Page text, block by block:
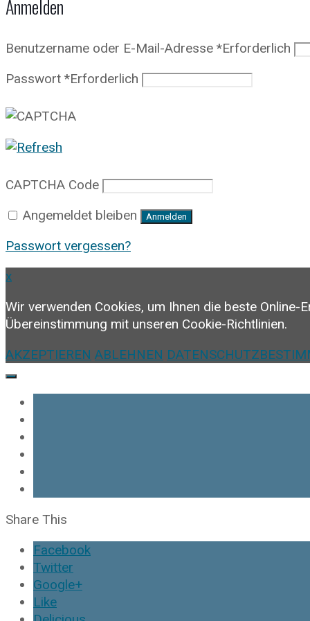
Anmelden
Benutzername oder E-Mail-Adresse *Erforderlich
Passwort *Erforderlich
CAPTCHA Code
Angemeldet bleiben
Anmelden
Passwort vergessen?
x
Wir verwenden Cookies, um Ihnen die beste
Übereinstimmung mit unseren Cookie-Richtlinien.
AKZEPTIEREN ABLEHNEN
Share This
Facebook
Twitter
Google+
Like